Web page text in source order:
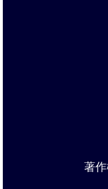
著